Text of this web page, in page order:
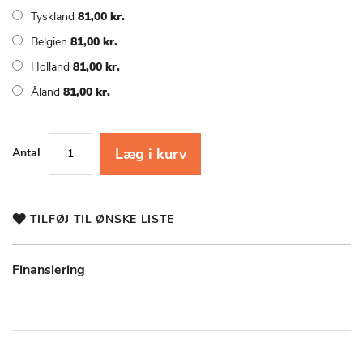
Tyskland 81,00 kr.
Belgien 81,00 kr.
Holland 81,00 kr.
Åland 81,00 kr.
Antal Læg i kurv
TILFØJ TIL ØNSKE LISTE
Finansiering